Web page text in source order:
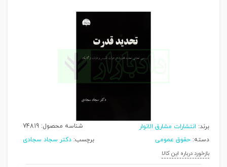
برند: انتشارات مشارق الانوار شناسه محصول: 74819
دسته: حقوق عمومی برچسب: دکتر سجاد سجادی
بازخورد درباره این کالا